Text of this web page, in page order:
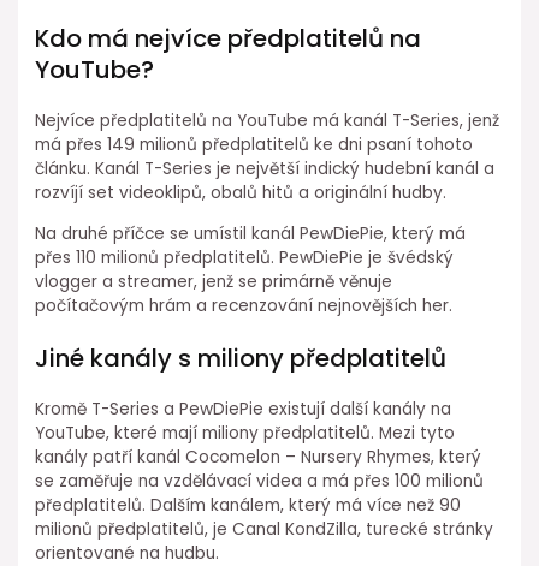
Kdo má nejvíce předplatitelů na
YouTube?
Nejvíce předplatitelů na YouTube má kanál T-Series, jenž
má přes 149 milionů předplatitelů ke dni psaní tohoto
článku. Kanál T-Series je největší indický hudební kanál a
rozvíjí set videoklipů, obalů hitů a originální hudby.
Na druhé příčce se umístil kanál PewDiePie, který má
přes 110 milionů předplatitelů. PewDiePie je švédský
vlogger a streamer, jenž se primárně věnuje
počítačovým hrám a recenzování nejnovějších her.
Jiné kanály s miliony předplatitelů
Kromě T-Series a PewDiePie existují další kanály na
YouTube, které mají miliony předplatitelů. Mezi tyto
kanály patří kanál Cocomelon – Nursery Rhymes, který
se zaměřuje na vzdělávací videa a má přes 100 milionů
předplatitelů. Dalším kanálem, který má více než 90
milionů předplatitelů, je Canal KondZilla, turecké stránky
orientované na hudbu.